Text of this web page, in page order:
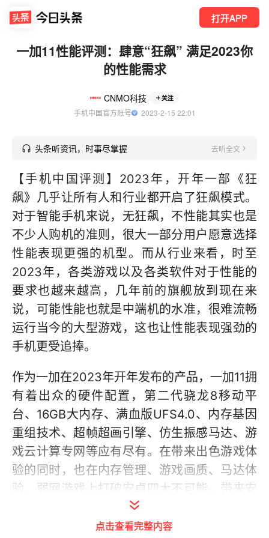
打开APP
一加11性能评测：肆意“狂飙” 满足2023你
的性能需求
CNMO科技 关注
手机中国官方账号
  2023-2-15 22:01
头条听资讯，时事尽掌握 去听全文
【手机中国评测】2023年，开年一部《狂
飙》几乎让所有人和行业都开启了狂飙模式。
对于智能手机来说，无狂飙，不性能其实也是
不少人购机的准则，很大一部分用户愿意选择
性能表现更强的机型。而从行业来看，时至
2023年，各类游戏以及各类软件对于性能的
要求也越来越高，几年前的旗舰放到现在来
说，可能性能也就是中端机的水准，很难流畅
运行当今的大型游戏，这也让性能表现强劲的
手机更受追捧。
作为一加在2023年开年发布的产品，一加11拥
有着出众的硬件配置，第二代骁龙8移动平
台、16GB大内存、满血版UFS4.0、内存基因
重组技术、超帧超画引擎、仿生振感马达、游
戏云计算专网等应有尽有。在带来出色游戏体
验的同时，也在内存管理、游戏画质、马达体
验、弱网游戏上打破安卓四大不可能，带来安
卓手机性能体验新巅峰。
点击查看完整内容